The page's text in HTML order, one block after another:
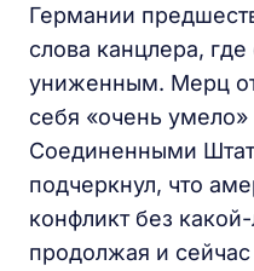
Германии
слова канцлера,
униженным. Мерц
себя «очень умело»
Соединенными
подчеркнул, что
конфликт без
продолжая и